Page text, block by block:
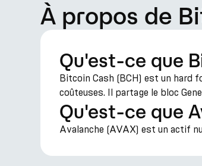
À propos de
Qu'est-ce que
Bitcoin Cash (BCH) est un hard
coûteuses. Il partage le bloc
Qu'est-ce que
Avalanche (AVAX) est un actif